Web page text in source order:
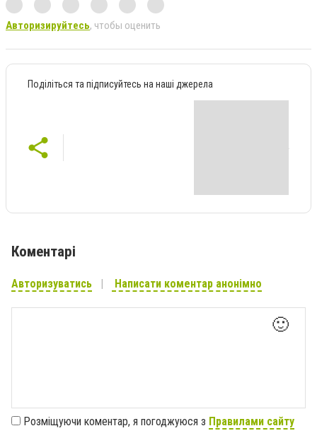
Авторизируйтесь, чтобы оценить
Поділіться та підписуйтесь на наші джерела
Коментарі
Авторизуватись Написати коментар анонімно
🙂
Розміщуючи коментар, я погоджуюся з Правилами сайту